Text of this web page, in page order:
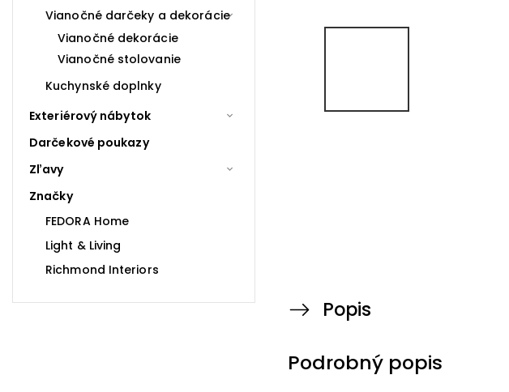
Vianočné darčeky a dekorácie
Vianočné dekorácie
Vianočné stolovanie
Kuchynské doplnky
Exteriérový nábytok
Darčekové poukazy
Zľavy
Značky
FEDORA Home
Light & Living
Richmond Interiors
Popis
Podrobný popis